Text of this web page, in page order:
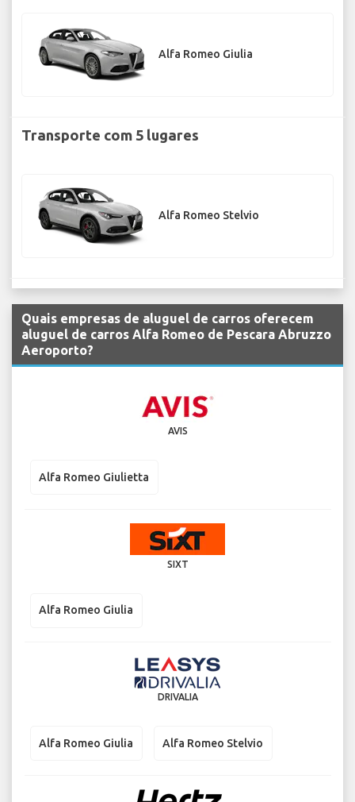
Alfa Romeo Giulia
Transporte com 5 lugares
Alfa Romeo Stelvio
Quais empresas de aluguel de carros oferecem
aluguel de carros Alfa Romeo de Pescara Abruzzo
Aeroporto?
AVIS
Alfa Romeo Giulietta
SIXT
Alfa Romeo Giulia
DRIVALIA
Alfa Romeo Giulia Alfa Romeo Stelvio